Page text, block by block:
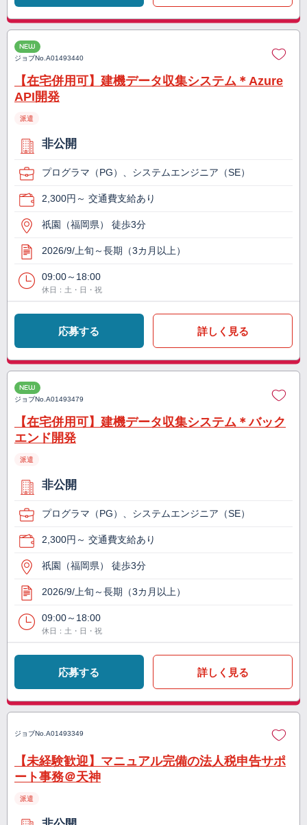
NEW
ジョブNo.A01493440
【在宅併用可】建機データ収集システム＊Azure
API開発
派遣
非公開
プログラマ（PG）、システムエンジニア（SE）
2,300円～ 交通費支給あり
祇園（福岡県） 徒歩3分
2026/9/上旬～長期（3カ月以上）
09:00～18:00
休日：土・日・祝
応募する 詳しく見る
NEW
ジョブNo.A01493479
【在宅併用可】建機データ収集システム＊バック
エンド開発
派遣
非公開
プログラマ（PG）、システムエンジニア（SE）
2,300円～ 交通費支給あり
祇園（福岡県） 徒歩3分
2026/9/上旬～長期（3カ月以上）
09:00～18:00
休日：土・日・祝
応募する 詳しく見る
ジョブNo. A01493349
【未経験歓迎】マニュアル完備の法人税申告サポ
ート事務＠天神
派遣